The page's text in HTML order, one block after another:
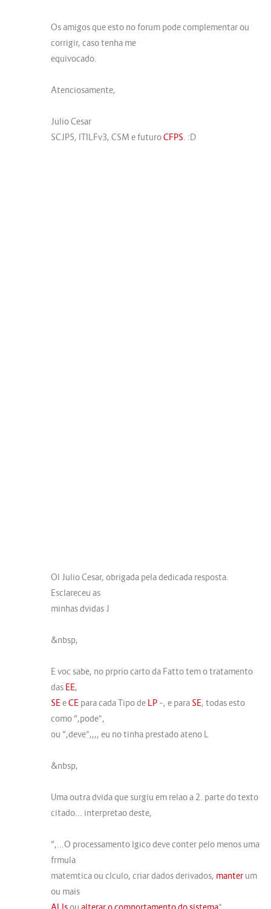
Os amigos que esto no forum pode complementar ou
corrigir, caso tenha me
equivocado.
Atenciosamente,
Julio Cesar
SCJP5, ITILFv3, CSM e futuroCFPS. :D
Ol Julio Cesar, obrigada pela dedicada resposta.
Esclareceu as
minhas dvidas J
&nbsp,
E voc sabe, no prprio carto da Fatto tem o tratamento
das EE,
SEeCE para cada Tipo de LP –, e para SE, todas esto
como “,pode”,
ou “,deve”,,,, eu no tinha prestado ateno L
&nbsp,
Uma outra dvida que surgiu em relao a 2. parte do texto
citado... interpretao deste,
“,...O processamento lgico deve conter pelo menos uma
frmula
matemtica ou clculo, criar dados derivados, manter um
ou mais